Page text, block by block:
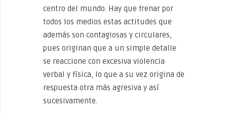
centro del mundo. Hay que frenar por
todos los medios estas actitudes que
además son contagiosas y circulares,
pues originan que a un simple detalle
se reaccione con excesiva violencia
verbal y física, lo que a su vez origina de
respuesta otra más agresiva y así
sucesivamente.